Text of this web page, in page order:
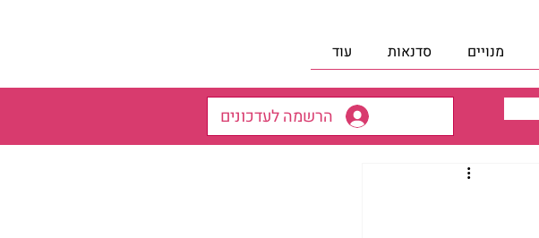
מנויים סדנאות עוד
הרשמה לעדכונים